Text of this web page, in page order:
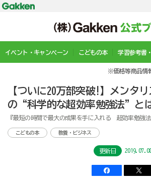
イベント・キャンペーン こどもの本 学習参考書
※価格等商品情
【ついに20万部突破!】メンタリ
の“科学的な超効率勉強法”と
『最短の時間で最大の成果を手に入れる 超効率勉強法
こどもの本 教養・ビジネス
更新日 2019.07.08